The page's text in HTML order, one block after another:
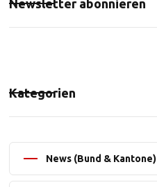
Newsletter abonnieren
Kategorien
News (Bund & Kantone)